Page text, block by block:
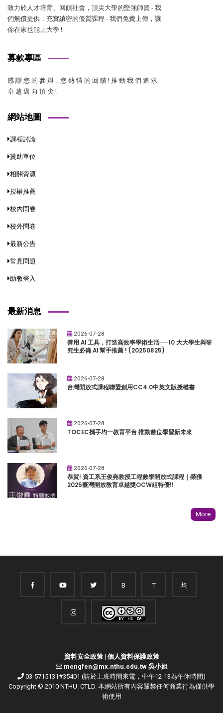
致力於人才培育、回饋社會，頂尖大學的堅強師資 - 我
們無償提供，充實縝密的優質課程 - 我們免費上傳，讓
你在家也能上大學 !
募款專區
感 謝 您 的 參 與，您 熱 情 的 回 饋 ! 推 動 我 們 追 求
卓 越 邁 向 頂 尖 !
網站地圖
課程討論
贊助單位
相關資源
授權推薦
校內問卷
校外問卷
最新公告
常見問題
助教登入
最新消息
2026-07-28
善用 AI 工具，打造高效率學術生活──10 大大學生與研
究生必備 AI 幫手推薦 ! (20250825)
2026-07-28
台灣開放式課程聯盟創用CC4.0中英文版授權書
2026-07-28
TOCEC攜手均一教育平台 推動數位學習新未來
2026-07-28
恭賀! 資工系王俊堯教授工程數學開放式課程｜榮獲
2025臺灣開放教育卓越獎OCW組特優!!
More
B T 均
資料安全政策| 個人資料保護政策
mengfen@mx.nthu.edu.tw 吳小姐
03-5715131#35401 (請於上班時間來電，中午12-13為午休時間)
Copyright © 2010 NTHU. CTLD. 本網站所有內容嚴禁任何商業行為僅供學
術使用